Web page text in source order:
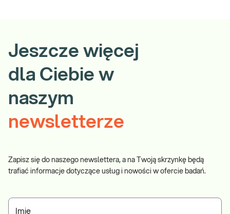
Jeszcze więcej
dla Ciebie w
naszym
newsletterze
Zapisz się do naszego newslettera, a na Twoją skrzynkę będą
trafiać informacje dotyczące usług i nowości w ofercie badań.
Imię